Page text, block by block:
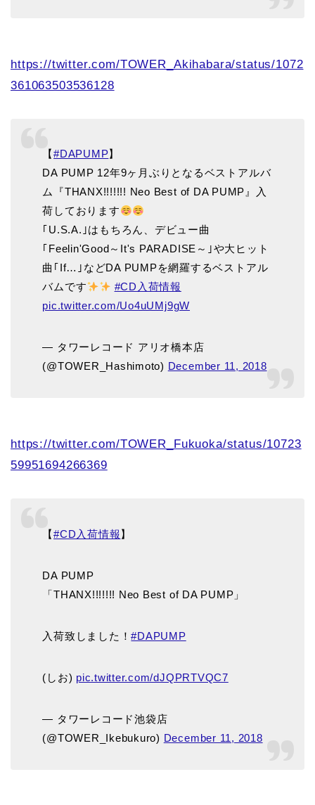
https://twitter.com/TOWER_Akihabara/status/1072
361063503536128
【#DAPUMP】
DA PUMP 12年9ヶ月ぶりとなるベストアルバ
ム『THANX!!!!!!! Neo Best of DA PUMP』入
荷しております
｢U.S.A.｣はもちろん、デビュー曲
｢Feelin'Good～It's PARADISE～｣や大ヒット
曲｢If…｣などDA PUMPを網羅するベストアル
バムです
#CD入荷情報
pic.twitter.com/Uo4uUMj9gW
— タワーレコード アリオ橋本店
(@TOWER_Hashimoto) December 11, 2018
https://twitter.com/TOWER_Fukuoka/status/10723
59951694266369
【#CD入荷情報】
DA PUMP
「THANX!!!!!!! Neo Best of DA PUMP」
入荷致しました！#DAPUMP
(しお) pic.twitter.com/dJQPRTVQC7
— タワーレコード池袋店
(@TOWER_Ikebukuro) December 11, 2018